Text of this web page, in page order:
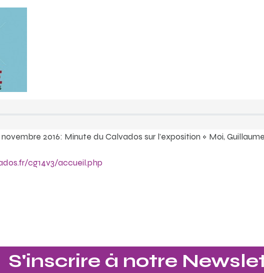
novembre 2016: Minute du Calvados sur l’exposition « Moi,
cg14v3/accueil.php
S'inscrire à notre